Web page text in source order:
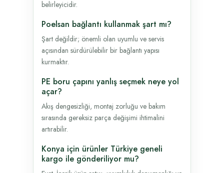
belirleyicidir.
Poelsan bağlantı kullanmak şart mı?
Şart değildir; önemli olan uyumlu ve servis
açısından sürdürülebilir bir bağlantı yapısı
kurmaktır.
PE boru çapını yanlış seçmek neye yol
açar?
Akış dengesizliği, montaj zorluğu ve bakım
sırasında gereksiz parça değişimi ihtimalini
artırabilir.
Konya için ürünler Türkiye geneli
kargo ile gönderiliyor mu?